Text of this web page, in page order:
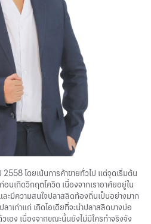
2558 โดยเน้นการค้าขายทั่วไป แต่จุดเริ่มต้น
นเกิดวิกฤตโควิด เนื่องจากเราอาศัยอยู่ใน
ะมีความสนใจปลาสลิดท้องถิ่นเป็นอย่างมาก
เก่าแก่ เกิดไอเดียที่จะนำปลาสลิดบางบ่อ
อง เนื่องจากขณะนั้นยังไม่มีใครทำจริงจัง